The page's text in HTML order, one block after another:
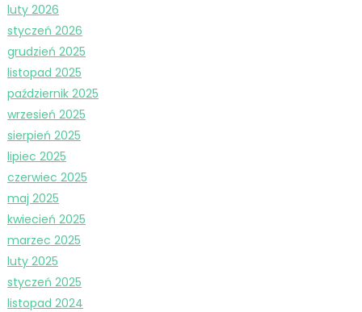
luty 2026
styczeń 2026
grudzień 2025
listopad 2025
październik 2025
wrzesień 2025
sierpień 2025
lipiec 2025
czerwiec 2025
maj 2025
kwiecień 2025
marzec 2025
luty 2025
styczeń 2025
listopad 2024